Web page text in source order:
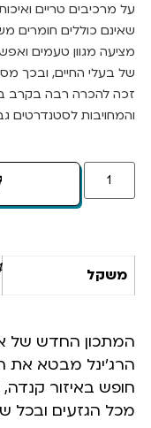
על מרכיבים טריים
שאינם כוללים חומרים
מציעה מגוון טעמים
של בעלי החיים, ובכך
זכה להכרה רבה בקרב
והמחויבות לסטנדרטים
משקל
המתכון החדש של
הרג’ינל מבטא את
חופש באיזור קנדה,
מכל הגזעים ובכל